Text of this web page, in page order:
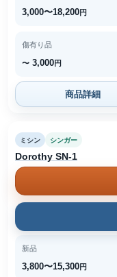
3,000〜18,200円
傷有り品
〜 3,000円
商品詳細
ミシン シンガー
Dorothy SN-1
新品
3,800〜15,300円